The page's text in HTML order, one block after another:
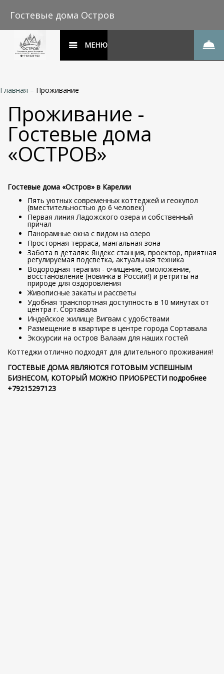
Гостевые дома Остров
МЕНЮ
Главная – Проживание
Проживание -
Гостевые дома
«ОСТРОВ»
Гостевые дома «Остров» в Карелии
Пять уютных современных коттеджей и геокупол
(вместительностью до 6 человек)
Первая линия Ладожского озера и собственный
причал
Панорамные окна с видом на озеро
Просторная терраса, мангальная зона
Забота в деталях: Яндекс станция, проектор, приятная
регулируемая подсветка, актуальная техника
Водородная терапия - очищение, омоложение,
восстановление (новинка в России!) и ретриты на
природе для оздоровления
Живописные закаты и рассветы
Удобная транспортная доступность в 10 минутах от
центра г. Сортавала
Индейское жилище Вигвам с удобствами
Размещение в квартире в центре города Сортавала
Экскурсии на остров Валаам для наших гостей
Коттеджи отлично подходят для длительного проживания!
ГОСТЕВЫЕ ДОМА ЯВЛЯЮТСЯ ГОТОВЫМ УСПЕШНЫМ
БИЗНЕСОМ, КОТОРЫЙ МОЖНО ПРИОБРЕСТИ подробнее
+79215297123